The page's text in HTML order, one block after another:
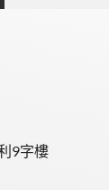
9字樓